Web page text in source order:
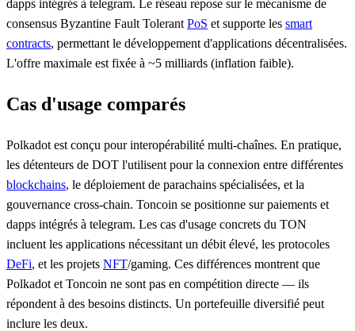
dapps intégrés à telegram. Le réseau repose sur le mécanisme de
consensus Byzantine Fault Tolerant PoS et supporte les smart
contracts, permettant le développement d'applications décentralisées.
L'offre maximale est fixée à ~5 milliards (inflation faible).
Cas d'usage comparés
Polkadot est conçu pour interopérabilité multi-chaînes. En pratique,
les détenteurs de DOT l'utilisent pour la connexion entre différentes
blockchains, le déploiement de parachains spécialisées, et la
gouvernance cross-chain. Toncoin se positionne sur paiements et
dapps intégrés à telegram. Les cas d'usage concrets du TON
incluent les applications nécessitant un débit élevé, les protocoles
DeFi, et les projets NFT/gaming. Ces différences montrent que
Polkadot et Toncoin ne sont pas en compétition directe — ils
répondent à des besoins distincts. Un portefeuille diversifié peut
inclure les deux.